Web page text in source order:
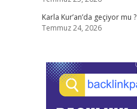
Karla Kur’an’da geçiyor mu ?
Temmuz 24, 2026